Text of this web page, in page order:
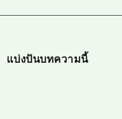
แบ่งปันบทความนี้